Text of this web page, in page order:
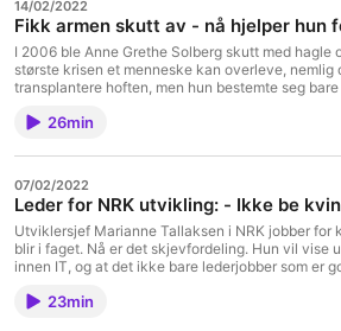
14/02/2022
Fikk armen skutt av - nå hjelper hun
I 2006 ble Anne Grethe Solberg skutt med
største krisen et menneske kan overleve,
transplantere hoften, men hun bestemte seg
med en arm. I tillegg ville hun løpe maraton. Som hun til nå har gjort 9 ganger. I podkasten forteller hun sin
sosiolog og forsker, hennes doktorgrad handler
og har utviklet Odas talent-program for å øke
ledet Abelias satsning for å oppnå bedre
lederutvikler og bedriftsrådgiver. I 2015 gav hun
mestre tilværelsen som funksjonshemmet. Podkasten ledes av journalistene Kjersti Flugstad Eriksen og Tuva
Strøm Johannessen i Teknisk Ukeblad. Produksjon
karriere@tumedia.no See omnystudio.com/
26min
07/02/2022
Leder for NRK utvikling: - Ikke be
Utviklersjef Marianne Tallaksen i NRK jobber
blir i faget. Nå er det skjevfordeling. Hun vil vise
innen IT, og at det ikke bare lederjobber som er
Flugstad Eriksen og Tuva Strøm
23min